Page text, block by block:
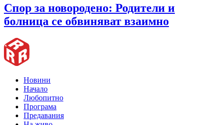
Спор за новородено: Родители и
болница се обвиняват взаимно
Новини
Начало
Любопитно
Програма
Предавания